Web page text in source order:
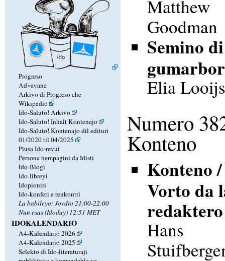
Progreso
Ad~avane
Arkivo di Progreso che
Wikipedio
Ido-Saluto! Arkivo
Ido-Saluto! Inhalt Kontenajo
Ido-Saluto! Kontenajo dil edituri
01/2020 til 04/2025
Plusa Ido-revui
Persona hempagini da Idisti
Ido-Blogi
Ido-libreyi
Idopioniri
Ido-konferi e renkontri
La babileyo: Jovdio 21:00-22:00
Nun esas (Idoday) 12:51 MET
IDOKALENDARIO
A4-Kalendario 2026
A4-Kalendario 2025
Selekto di Ido-literaturaji
Matthew
Goodman
Semino di
Elia
Numero
Konteno
Konteno /
Vorto da
redaktero
Hans